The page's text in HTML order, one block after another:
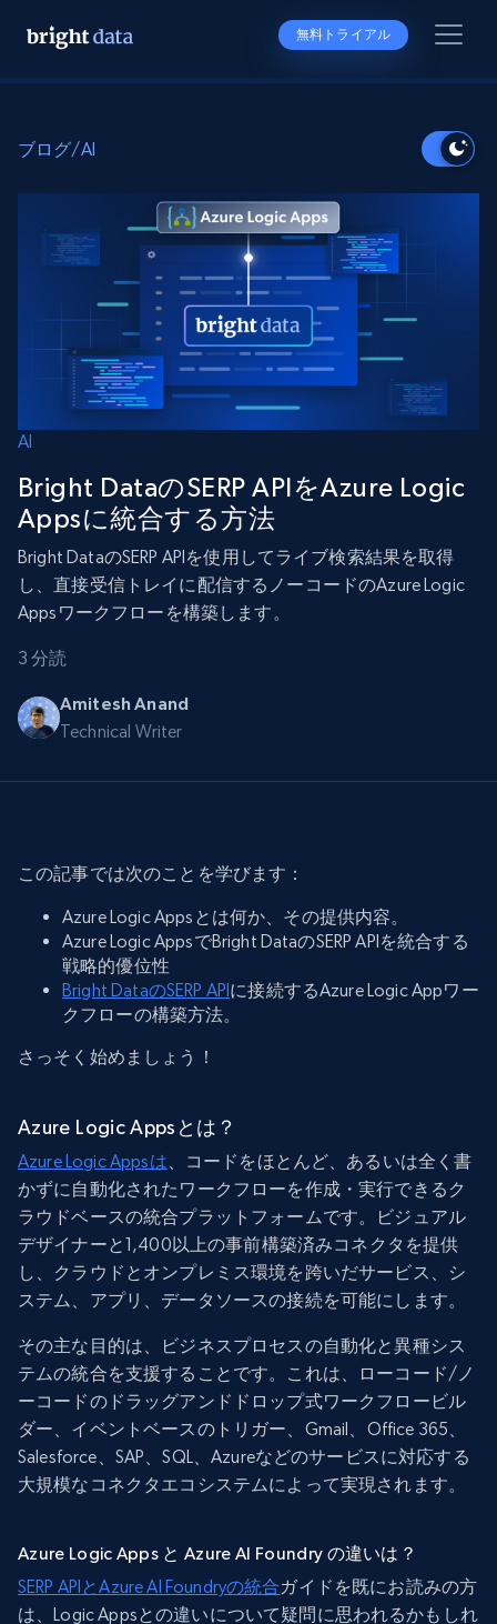
無料トライアル
ブログ/AI
AI
Bright DataのSERP APIをAzure Logic
Appsに統合する方法
Bright DataのSERP APIを使用してライブ検索結果を取得
し、直接受信トレイに配信するノーコードのAzure Logic
Appsワークフローを構築します。
3 分読
Amitesh Anand
Technical Writer
この記事では次のことを学びます：
Azure Logic Appsとは何か、その提供内容。
Azure Logic AppsでBright DataのSERP APIを統合する
戦略的優位性
Bright DataのSERP API に接続するAzure Logic Appワー
クフローの構築方法。
さっそく始めましょう！
Azure Logic Appsとは？
Azure Logic Appsは、コードをほとんど、あるいは全く書
かずに自動化されたワークフローを作成・実行できるク
ラウドベースの統合プラットフォームです。ビジュアル
デザイナーと1,400以上の事前構築済みコネクタを提供
し、クラウドとオンプレミス環境を跨いだサービス、シ
ステム、アプリ、データソースの接続を可能にします。
その主な目的は、ビジネスプロセスの自動化と異種シス
テムの統合を支援することです。これは、ローコード/ノ
ーコードのドラッグアンドドロップ式ワークフロービル
ダー、イベントベースのトリガー、Gmail、Office 365、
Salesforce、SAP、SQL、Azureなどのサービスに対応する
大規模なコネクタエコシステムによって実現されます。
Azure Logic Apps と Azure AI Foundry の違いは？
SERP APIとAzure AI Foundryの統合ガイドを既にお読みの方
は、Logic Appsとの違いについて疑問に思われるかもしれ